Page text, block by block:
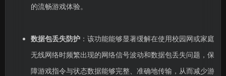
的流畅游戏体验。
数据包丢失防护：该功能能够显著缓解在使用校园网或家庭
无线网络时频繁出现的网络信号波动和数据包丢失问题，保
障游戏指令与状态数据能够完整、准确地传输，从而减少游